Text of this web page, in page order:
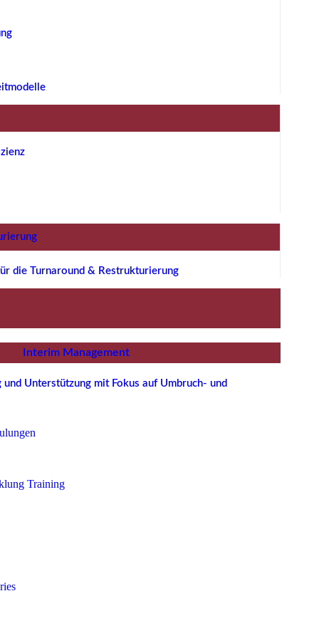
die Turnaround & Restrukturierung
Interim Management
und Unterstützung mit Fokus auf Umbruch- und
Training